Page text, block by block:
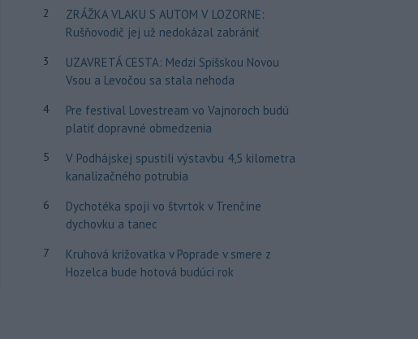
2
ZRÁŽKA VLAKU S AUTOM V LOZORNE:
Rušňovodič jej už nedokázal zabrániť
3
UZAVRETÁ CESTA: Medzi Spišskou Novou
Vsou a Levočou sa stala nehoda
4
Pre festival Lovestream vo Vajnoroch budú
platiť dopravné obmedzenia
5
V Podhájskej spustili výstavbu 4,5 kilometra
kanalizačného potrubia
6
Dychotéka spojí vo štvrtok v Trenčíne
dychovku a tanec
7
Kruhová križovatka v Poprade v smere z
Hozelca bude hotová budúci rok